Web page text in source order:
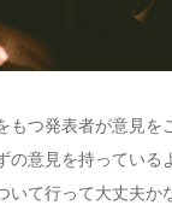
もつ発表者が意見を
の意見を持っている
いて行って大丈夫